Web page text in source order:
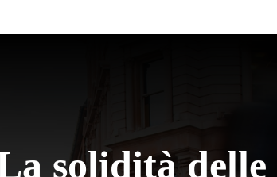
solidità